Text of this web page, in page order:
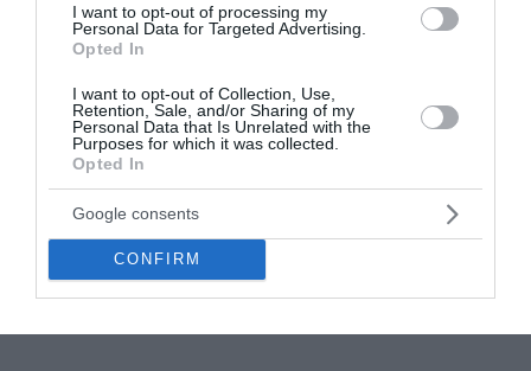
I want to opt-out of processing my
Personal Data for Targeted Advertising.
Opted In
I want to opt-out of Collection, Use,
Retention, Sale, and/or Sharing of my
Personal Data that Is Unrelated with the
Purposes for which it was collected.
Opted In
Google consents
CONFIRM
Feles pohár
BENI HANGULAT
JAVÍTÓJA NEVES TÜSKE
Értékelés:
/
1.200Ft